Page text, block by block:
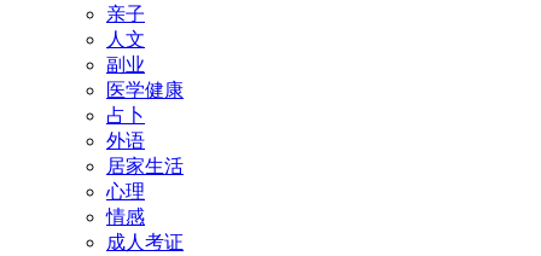
亲子
人文
副业
医学健康
占卜
外语
居家生活
心理
情感
成人考证